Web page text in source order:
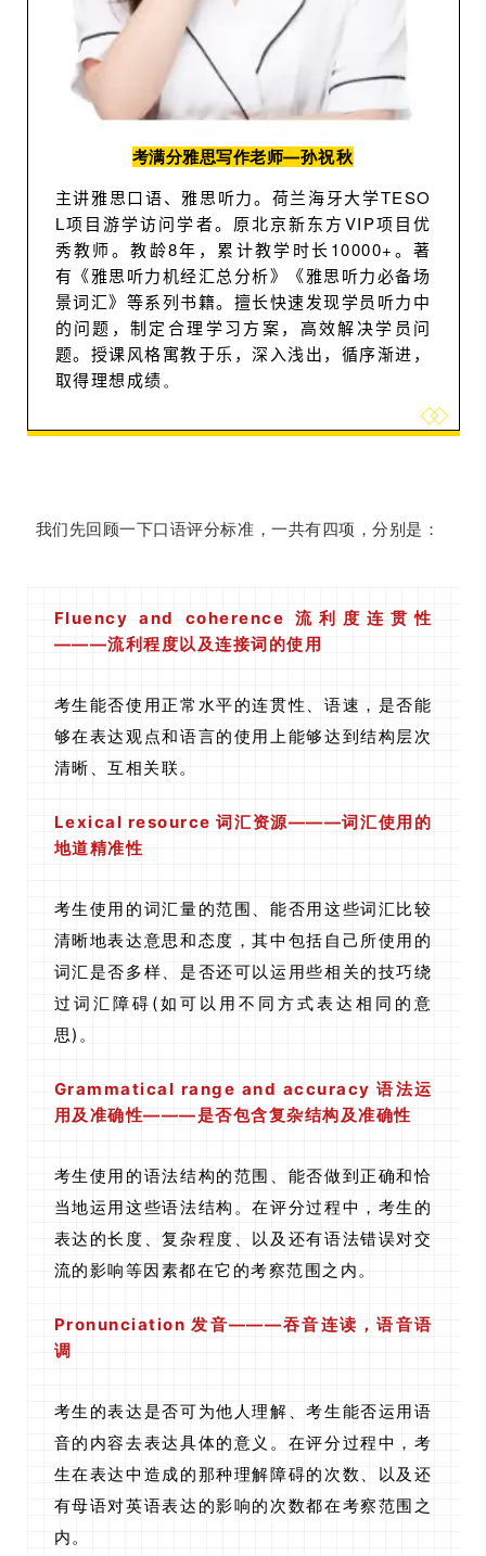
考满分雅思写作老师—孙祝秋
主讲雅思口语、雅思听力。荷兰海牙大学TESO
L项目游学访问学者。原北京新东方VIP项目优
秀教师。教龄8年，累计教学时长10000+。著
有《雅思听力机经汇总分析》《雅思听力必备场
景词汇》等系列书籍。擅长快速发现学员听力中
的问题，制定合理学习方案，高效解决学员问
题。授课风格寓教于乐，深入浅出，循序渐进，
取得理想成绩。
我们先回顾一下口语评分标准，一共有四项，分别是：
Fluency and coherence 流利度连贯性
———流利程度以及连接词的使用
考生能否使用正常水平的连贯性、语速，是否能
够在表达观点和语言的使用上能够达到结构层次
清晰、互相关联。
Lexical resource 词汇资源———词汇使用的
地道精准性
考生使用的词汇量的范围、能否用这些词汇比较
清晰地表达意思和态度，其中包括自己所使用的
词汇是否多样、是否还可以运用些相关的技巧绕
过词汇障碍(如可以用不同方式表达相同的意
思)。
Grammatical range and accuracy 语法运
用及准确性———是否包含复杂结构及准确性
考生使用的语法结构的范围、能否做到正确和恰
当地运用这些语法结构。在评分过程中，考生的
表达的长度、复杂程度、以及还有语法错误对交
流的影响等因素都在它的考察范围之内。
Pronunciation 发音———吞音连读，语音语
调
考生的表达是否可为他人理解、考生能否运用语
音的内容去表达具体的意义。在评分过程中，考
生在表达中造成的那种理解障碍的次数、以及还
有母语对英语表达的影响的次数都在考察范围之
内。